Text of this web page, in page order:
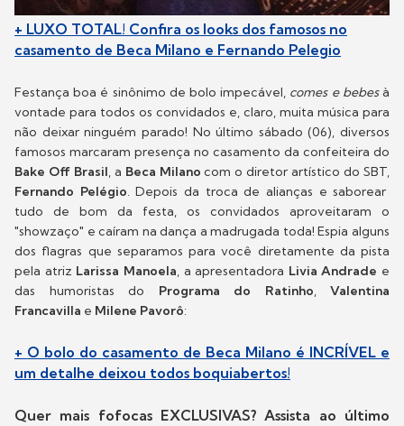
+ LUXO TOTAL! Confira os looks dos famosos no
casamento de Beca Milano e Fernando Pelegio
Festança boa é sinônimo de bolo impecável, comes e bebesà
vontade para todos os convidados e, claro, muita música para
não deixar ninguém parado! No último sábado (06), diversos
famosos marcaram presença no casamento da confeiteira do
Bake Off Brasil, a Beca Milano com o diretor artístico do SBT,
Fernando Pelégio. Depois da troca de alianças e saborear
tudo de bom da festa, os convidados aproveitaram o
"showzaço" e caíram nadança a madrugada toda! Espia alguns
dos flagras que separamos para você diretamente da pista
pela atriz Larissa Manoela, a apresentadora Livia Andrade e
das humoristas do Programa do Ratinho, Valentina
Francavilla e Milene Pavorô:
+ O bolo do casamento de Beca Milano é INCRÍVEL e
um detalhe deixou todos boquiabertos!
Quer mais fofocas EXCLUSIVAS? Assista ao último